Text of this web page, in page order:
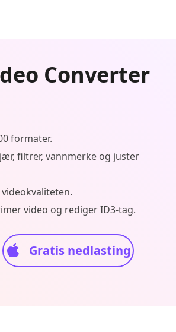
Converter
formater.
filtrer, vannmerke og juster
video og rediger ID3-tag.
Gratis nedlasting